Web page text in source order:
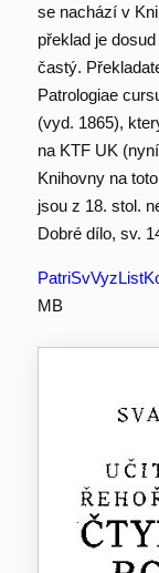
se nachází v
překlad je
častý.
Patrologiae
(vyd. 1865),
na KTF UK
Knihovny na
jsou z 18. stol.
Dobré dílo, sv.
MB